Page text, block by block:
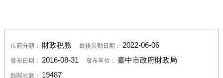
市府分類： 財政稅務 最後異動日期： 2022-06-06
發布日期： 2016-08-31 發布單位： 臺中市政府財政局
點閱次數： 19487